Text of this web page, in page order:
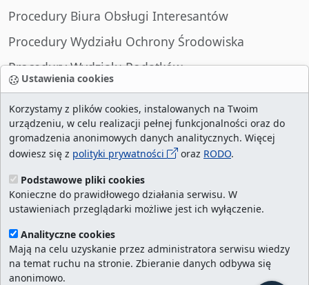
Ustawienia cookies
Korzystamy z plików cookies, instalowanych na Twoim
urządzeniu, w celu realizacji pełnej funkcjonalności oraz do
gromadzenia anonimowych danych analitycznych. Więcej
dowiesz się z polityki prywatności oraz RODO.
Podstawowe pliki cookies
Konieczne do prawidłowego działania serwisu. W
ustawieniach przeglądarki możliwe jest ich wyłączenie.
Analityczne cookies
Mają na celu uzyskanie przez administratora serwisu wiedzy
na temat ruchu na stronie. Zbieranie danych odbywa się
anonimowo.
Procedury Biura Obsługi Interesantów
Procedury Wydziału Ochrony Środowiska
Procedury Wydziału Podatków
Procedury Wydziału Spraw Obywatelskich
liczba wizyt:29001183/ aktualna strona:
najczęściej odwiedzane strony
cookies
Urząd Miasta Szczecin. Portal eurzad.szczecin.pl
jest integralną częścią Biuletynu Informacji
Publicznej Urzędu Miasta Szczecin.